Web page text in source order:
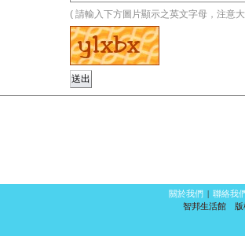
( 請輸入下方圖片顯示之英文字母，注意
關於我們 | 聯絡我
智邦生活館 版